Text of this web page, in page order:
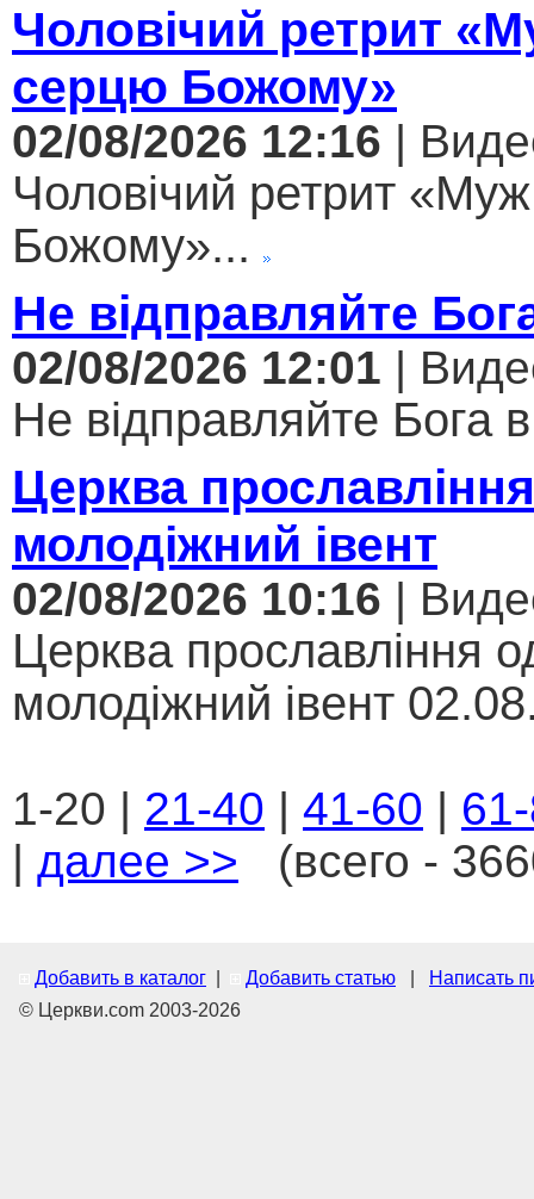
Чоловічий ретрит
серцю Божому»
02/08/2026 12:16 |
Чоловічий ретрит
Божому»...
Не відправляйте
02/08/2026 12:01 |
Не відправляйте Бога
Церква
молодіжний івент
02/08/2026 10:16 |
Церква прославління
молодіжний івент
1-20 | 21-40 | 41-60 |
| далее >> (всего -
Добавить в каталог Добавить статью
Написать
© Церкви.com 2003-2026